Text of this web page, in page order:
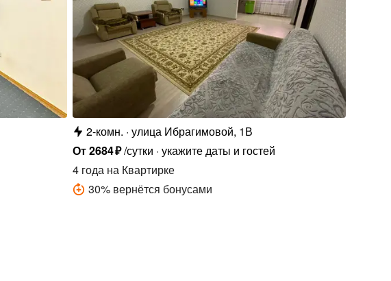
2-комн. улица Ибрагимовой, 1В
От2684₽/сутки укажите даты и гостей
4 года на Квартирке
30% вернётся бонусами